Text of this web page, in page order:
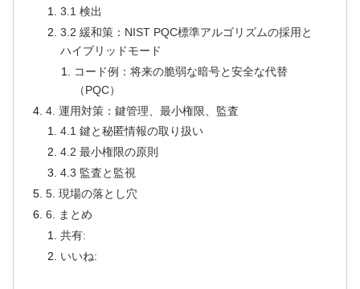
3.1 検出
3.2 緩和策：NIST PQC標準アルゴリズムの採用と
ハイブリッドモード
コード例：将来の脆弱な暗号と安全な代替
（PQC）
4. 運用対策：鍵管理、最小権限、監査
4.1 鍵と秘匿情報の取り扱い
4.2 最小権限の原則
4.3 監査と監視
5. 現場の落とし穴
6. まとめ
共有:
いいね: